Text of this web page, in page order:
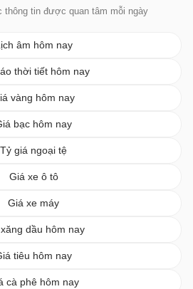
thông tin được quan tâm mỗi ngày
âm hôm nay
thời tiết hôm nay
vàng hôm nay
bạc hôm nay
Tỷ giá ngoại tệ
Giá xe ô tô
Giá xe máy
dầu hôm nay
tiêu hôm nay
cà phê hôm nay